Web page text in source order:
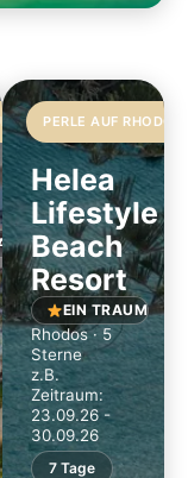
FAMILIENPERLE AUF RHODOS
Helea
Lifestyle
Beach
Resort
EIN TRAUM
Rhodos · 5
Sterne
z.B.
Zeitraum:
23.09.26 -
30.09.26
7 Tage